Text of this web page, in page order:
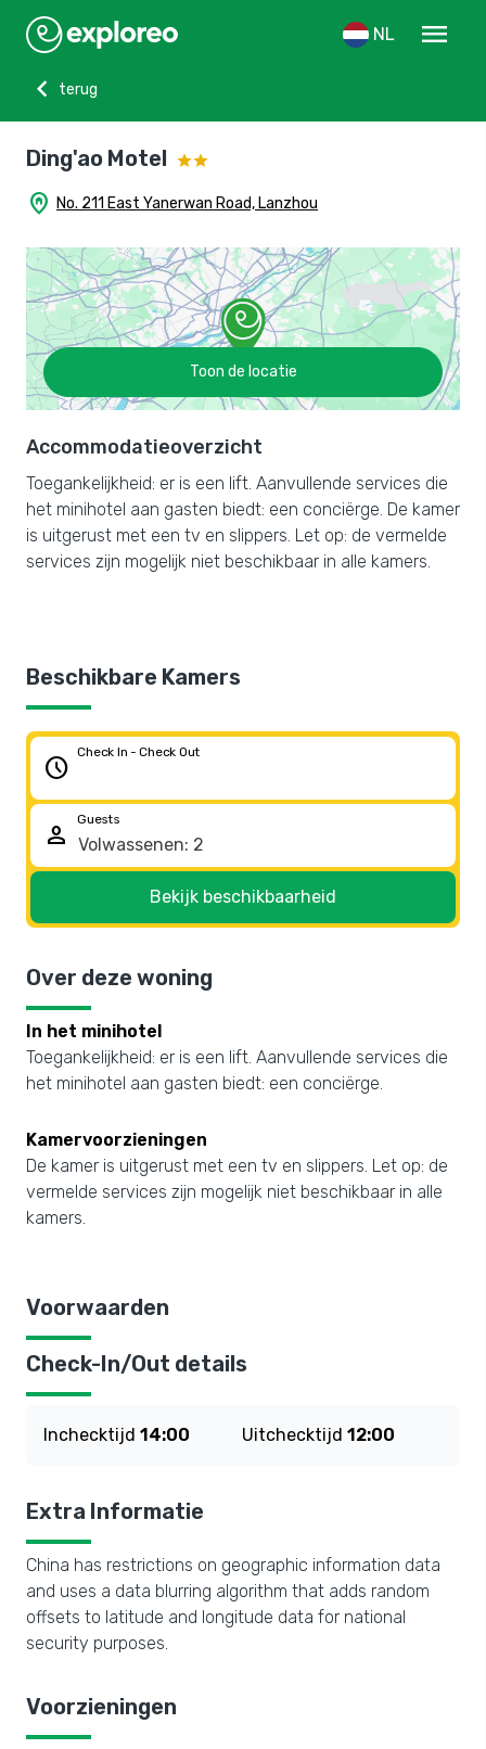
NL
menu
chevron_left
terug
Ding'ao Motel
home_pin No. 211 East Yanerwan Road, Lanzhou
Toon de locatie
Accommodatieoverzicht
Toegankelijkheid: er is een lift. Aanvullende services die
het minihotel aan gasten biedt: een conciërge. De kamer
is uitgerust met een tv en slippers. Let op: de vermelde
services zijn mogelijk niet beschikbaar in alle kamers.
Beschikbare Kamers
schedule
Check In - Check Out
person
Guests
Bekijk beschikbaarheid
Over deze woning
In het minihotel
Toegankelijkheid: er is een lift. Aanvullende services die
het minihotel aan gasten biedt: een conciërge.
Kamervoorzieningen
De kamer is uitgerust met een tv en slippers. Let op: de
vermelde services zijn mogelijk niet beschikbaar in alle
kamers.
Voorwaarden
Check-In/Out details
Inchecktijd 14:00 Uitchecktijd 12:00
Extra Informatie
China has restrictions on geographic information data
and uses a data blurring algorithm that adds random
offsets to latitude and longitude data for national
security purposes.
Voorzieningen